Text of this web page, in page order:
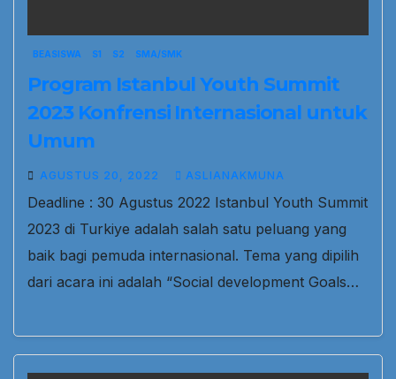
BEASISWA S1 S2 SMA/SMK
Program Istanbul Youth Summit
2023 Konfrensi Internasional untuk
Umum
AGUSTUS 20, 2022 ASLIANAKMUNA
Deadline : 30 Agustus 2022 Istanbul Youth Summit
2023 di Turkiye adalah salah satu peluang yang
baik bagi pemuda internasional. Tema yang dipilih
dari acara ini adalah “Social development Goals…